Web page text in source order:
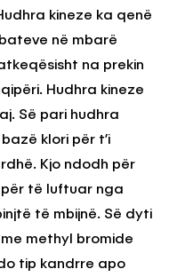
kineze ka qenë
në mbarë
na prekin
Hudhra kineze
Së pari hudhra
klori për t’i
Kjo ndodh për
të luftuar nga
të mbijnë. Së dyti
methyl bromide
tip kandrre apo